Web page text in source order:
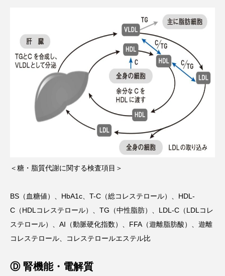
＜糖・脂質代謝に関する検査項目＞
BS（血糖値）、HbA1c、T-C（総コレステロール）、HDL-
C（HDLコレステロール）、TG（中性脂肪）、LDL-C（LDLコレ
ステロール）、AI（動脈硬化指数）、FFA（遊離脂肪酸）、遊離
コレステロール、コレステロールエステル比
Ⓓ 腎機能・電解質